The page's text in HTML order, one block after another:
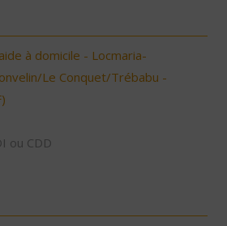
à domicile - Locmaria-
Le Conquet/Trébabu -
ou CDD